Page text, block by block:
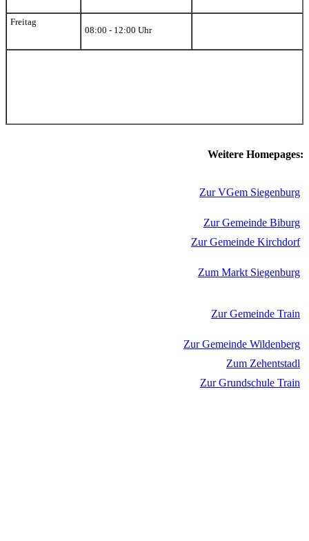
Freitag
08:00 - 12:00 Uhr
Weitere Homepages:
Zur VGem Siegenburg
Zur Gemeinde Biburg
Zur Gemeinde Kirchdorf
Zum Markt Siegenburg
Zur Gemeinde Train
Zur Gemeinde Wildenberg
Zum Zehentstadl
Zur Grundschule Train